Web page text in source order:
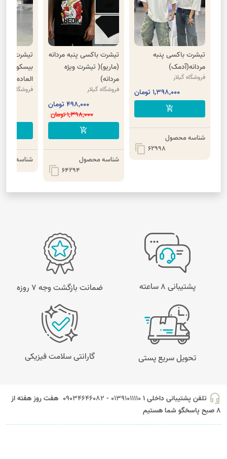
تیشرت باکسی پنبه
مردانه(آدمک)
فروشگاه گیلار
1,398,000 تومان
add_shopping_cart
شناسه محصول
62998
content_copy
تیشرت باکسی پنبه مردانه
(ماریو)( تیشرت ویژه
مردانه)
فروشگاه گیلار
498,000 تومان
1,398,000 تومان
add_shopping_cart
شناسه محصول
64294
content_copy
تیشرت یقه
العاده)
فروشگاه گیلار
شناسه
پشتیبانی 8 ساعته ضمانت بازگشت وجه ۷ روزه
تحویل سریع پستی گارانتی سلامت فیزیکی
headset_mic تلفن پشتیبانی داخلی 1 01391011110 - 09034646082
هفت روز هفته از
8 صبح پاسخگو شما هستیم